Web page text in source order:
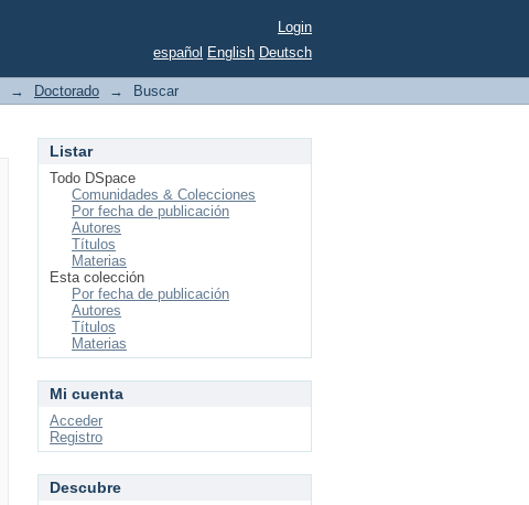
Login
español English Deutsch
→ Doctorado → Buscar
Listar
Todo DSpace
Comunidades & Colecciones
Por fecha de publicación
Autores
Títulos
Materias
Esta colección
Por fecha de publicación
Autores
Títulos
Materias
Mi cuenta
Acceder
Registro
Descubre